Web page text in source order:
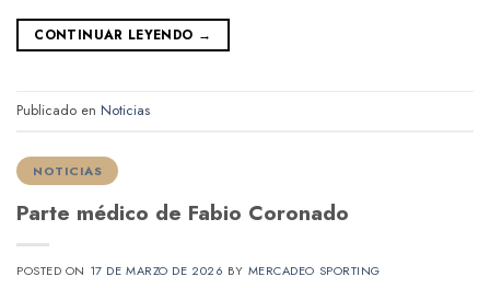
CONTINUAR LEYENDO →
Publicado en Noticias
NOTICIAS
Parte médico de Fabio Coronado
POSTED ON 17 DE MARZO DE 2026 BY MERCADEO SPORTING